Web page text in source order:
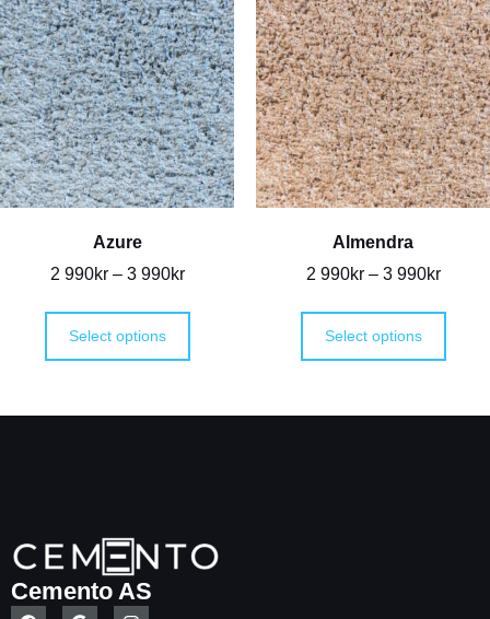
Azure
2 990kr – 3 990kr
Select options
Almendra
2 990kr – 3 990kr
Select options
Cemento AS